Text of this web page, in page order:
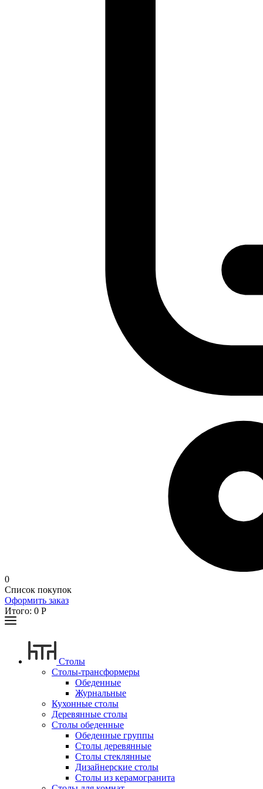
0
Список покупок
Оформить заказ
Итого: 0 Р
Столы
Столы-трансформеры
Обеденные
Журнальные
Кухонные столы
Деревянные столы
Столы обеденные
Обеденные группы
Столы деревянные
Столы стеклянные
Дизайнерские столы
Столы из керамогранита